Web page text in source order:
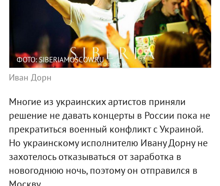
ФОТО: SIBERIAMOSCOW.RU
Иван Дорн
Многие из украинских артистов приняли
решение не давать концерты в России пока не
прекратиться военный конфликт с Украиной.
Но украинскому исполнителю Ивану Дорну не
захотелось отказываться от заработка в
новогоднюю ночь, поэтому он отправился в